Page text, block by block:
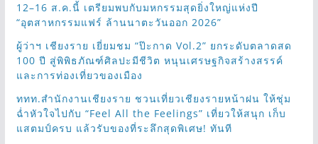
12–16 ส.ค.นี้ เตรียมพบกับมหกรรมสุดยิ่งใหญ่แห่งปี
“อุตสาหกรรมแฟร์ ล้านนาตะวันออก 2026”
ผู้ว่าฯ เชียงราย เยี่ยมชม “ป๊ะกาด Vol.2” ยกระดับตลาดสด
100 ปี สู่พิพิธภัณฑ์ศิลปะมีชีวิต หนุนเศรษฐกิจสร้างสรรค์
และการท่องเที่ยวของเมือง
ททท.สำนักงานเชียงราย ชวนเที่ยวเชียงรายหน้าฝน ให้ชุ่ม
ฉ่ำหัวใจไปกับ “Feel All the Feelings” เที่ยวให้สนุก เก็บ
แสตมป์ครบ แล้วรับของที่ระลึกสุดพิเศษ! ทันที